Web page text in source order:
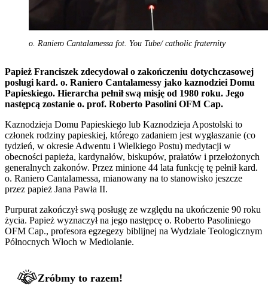
o. Raniero Cantalamessa fot. You Tube/ catholic fraternity
Papież Franciszek zdecydował o zakończeniu dotychczasowej
posługi kard. o. Raniero Cantalamessy jako kaznodziei Domu
Papieskiego. Hierarcha pełnił swą misję od 1980 roku. Jego
następcą zostanie o. prof. Roberto Pasolini OFM Cap.
Kaznodzieja Domu Papieskiego lub Kaznodzieja Apostolski to
członek rodziny papieskiej, którego zadaniem jest wygłaszanie (co
tydzień, w okresie Adwentu i Wielkiego Postu) medytacji w
obecności papieża, kardynałów, biskupów, prałatów i przełożonych
generalnych zakonów. Przez minione 44 lata funkcję tę pełnił kard.
o. Raniero Cantalamessa, mianowany na to stanowisko jeszcze
przez papież Jana Pawła II.
Purpurat zakończył swą posługę ze względu na ukończenie 90 roku
życia. Papież wyznaczył na jego następcę o. Roberto Pasoliniego
OFM Cap., profesora egzegezy biblijnej na Wydziale Teologicznym
Północnych Włoch w Mediolanie.
Zróbmy to razem!